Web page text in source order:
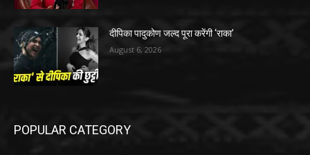
दीपिका पादुकोण जल्द पूरा करेंगी ‘राका’
August 6, 2026
POPULAR CATEGORY